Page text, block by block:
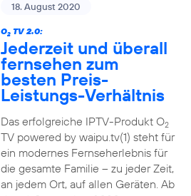
18. August 2020
O2TV 2.0:
Jederzeit und überall
fernsehen zum
besten Preis-
Leistungs-Verhältnis
Das erfolgreiche IPTV-Produkt O2
TV powered by waipu.tv(1) steht für
ein modernes Fernseherlebnis für
die gesamte Familie – zu jeder Zeit,
an jedem Ort, auf allen Geräten. Ab